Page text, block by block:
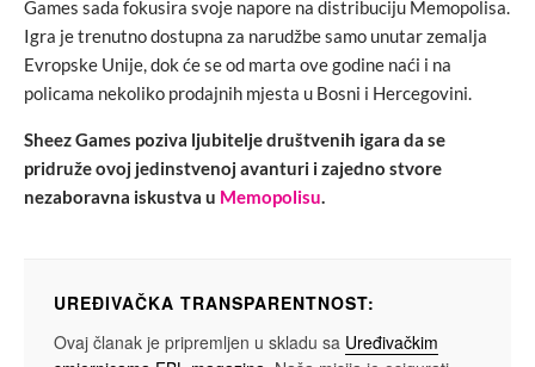
Games sada fokusira svoje napore na distribuciju Memopolisa.
Igra je trenutno dostupna za narudžbe samo unutar zemalja
Evropske Unije, dok će se od marta ove godine naći i na
policama nekoliko prodajnih mjesta u Bosni i Hercegovini.
Sheez Games poziva ljubitelje društvenih igara da se
pridruže ovoj jedinstvenoj avanturi i zajedno stvore
nezaboravna iskustva u Memopolisu.
UREĐIVAČKA TRANSPARENTNOST:
Ovaj članak je pripremljen u skladu sa Uređivačkim